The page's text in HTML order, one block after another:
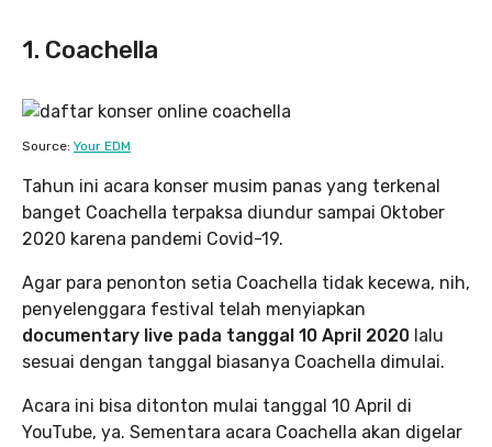
1. Coachella
Source: Your EDM
Tahun ini acara konser musim panas yang terkenal
banget Coachella terpaksa diundur sampai Oktober
2020 karena pandemi Covid-19.
Agar para penonton setia Coachella tidak kecewa, nih,
penyelenggara festival telah menyiapkan
documentary live pada tanggal 10 April 2020 lalu
sesuai dengan tanggal biasanya Coachella dimulai.
Acara ini bisa ditonton mulai tanggal 10 April di
YouTube, ya. Sementara acara Coachella akan digelar